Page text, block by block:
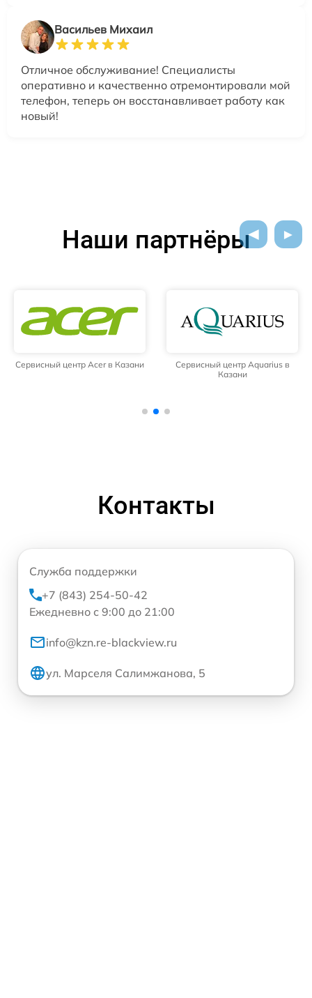
Васильев Михаил
Отличное обслуживание! Специалисты
оперативно и качественно отремонтировали мой
телефон, теперь он восстанавливает работу как
новый!
Наши партнёры
Сервисный центр Acer в Казани
Сервисный центр Aquarius в
Казани
Контакты
Служба поддержки
+7 (843) 254-50-42
Ежедневно с 9:00 до 21:00
info@kzn.re-blackview.ru
ул. Марселя Салимжанова, 5